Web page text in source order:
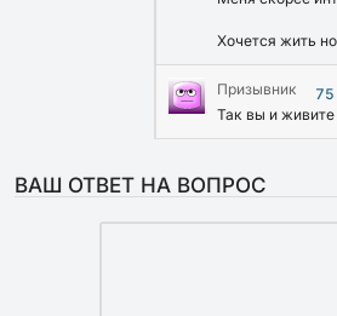
Хочется жить
Призывник 75
Так вы и
ВАШ ОТВЕТ НА ВОПРОС